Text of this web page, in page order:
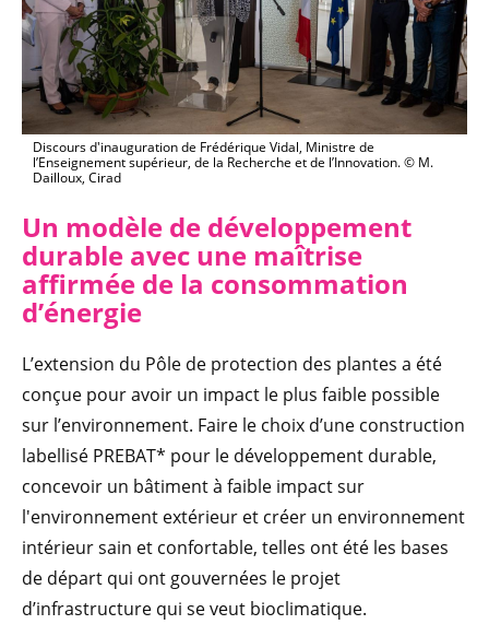
Discours d'inauguration de Frédérique Vidal, Ministre de
l’Enseignement supérieur, de la Recherche et de l’Innovation. © M.
Dailloux, Cirad
Un modèle de développement
durable avec une maîtrise
affirmée de la consommation
d’énergie
L’extension du Pôle de protection des plantes a été
conçue pour avoir un impact le plus faible possible
sur l’environnement. Faire le choix d’une construction
labellisé PREBAT* pour le développement durable,
concevoir un bâtiment à faible impact sur
l'environnement extérieur et créer un environnement
intérieur sain et confortable, telles ont été les bases
de départ qui ont gouvernées le projet
d’infrastructure qui se veut bioclimatique.